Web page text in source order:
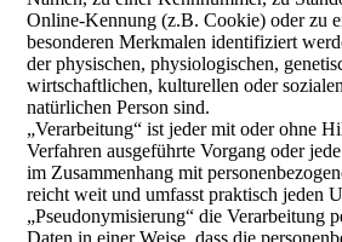
Online-Kennung (z.B. Cookie) oder zu
besonderen Merkmalen identifiziert
der physischen, physiologischen,
wirtschaftlichen, kulturellen oder
natürlichen Person sind.
„Verarbeitung“ ist jeder mit oder ohne
Verfahren ausgeführte Vorgang oder
im Zusammenhang mit
reicht weit und umfasst praktisch jeden
„Pseudonymisierung“ die Verarbeitung
Daten in einer Weise, dass die